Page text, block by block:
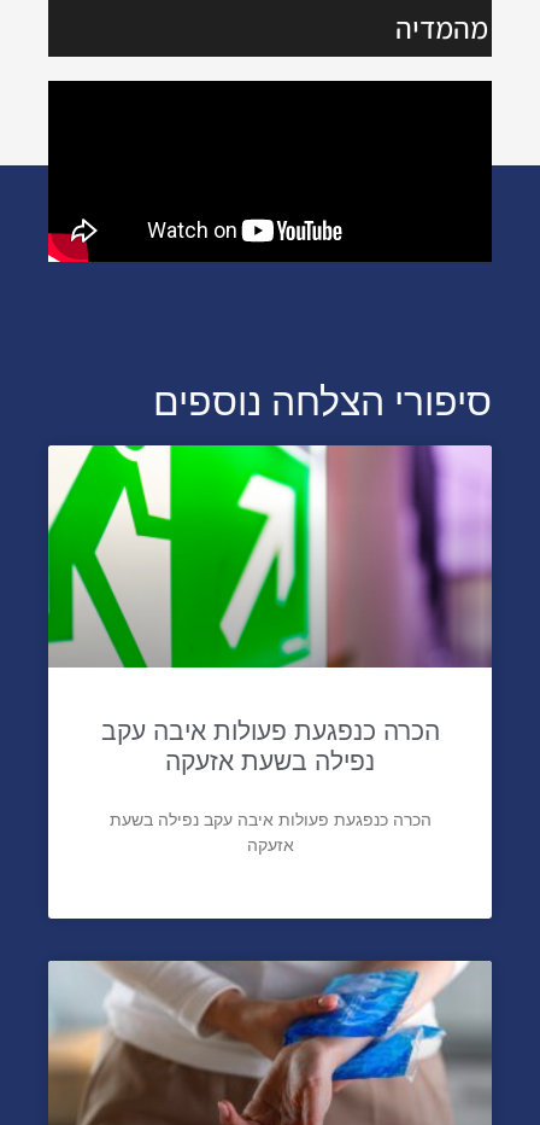
מהמדיה
סיפורי הצלחה נוספים
הכרה כנפגעת פעולות איבה עקב
נפילה בשעת אזעקה
הכרה כנפגעת פעולות איבה עקב נפילה בשעת
אזעקה